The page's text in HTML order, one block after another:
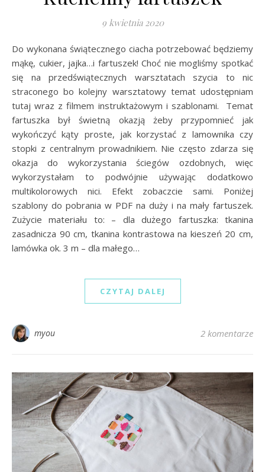
9 kwietnia 2020
Do wykonana świątecznego ciacha potrzebować będziemy
mąkę, cukier, jajka…i fartuszek! Choć nie mogliśmy spotkać
się na przedświątecznych warsztatach szycia to nic
straconego bo kolejny warsztatowy temat udostępniam
tutaj wraz z filmem instruktażowym i szablonami. Temat
fartuszka był świetną okazją żeby przypomnieć jak
wykończyć kąty proste, jak korzystać z lamownika czy
stopki z centralnym prowadnikiem. Nie często zdarza się
okazja do wykorzystania ściegów ozdobnych, więc
wykorzystałam to podwójnie używając dodatkowo
multikolorowych nici. Efekt zobaczcie sami. Poniżej
szablony do pobrania w PDF na duży i na mały fartuszek.
Zużycie materiału to: – dla dużego fartuszka: tkanina
zasadnicza 90 cm, tkanina kontrastowa na kieszeń 20 cm,
lamówka ok. 3 m – dla małego…
CZYTAJ DALEJ
myou 2 komentarze